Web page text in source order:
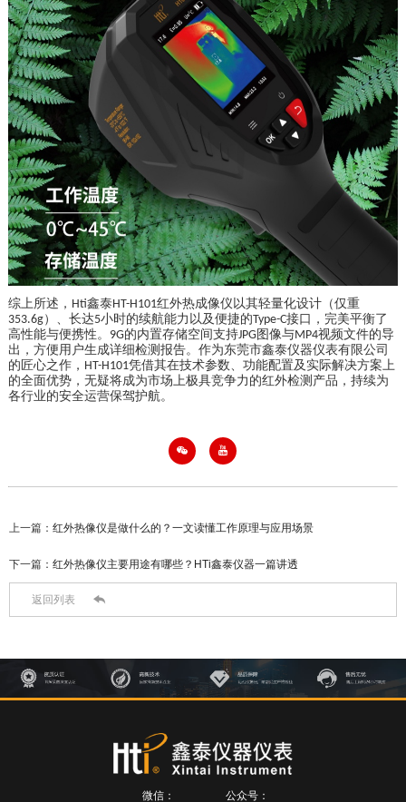
综上所述， Hti鑫泰HT-H101红外热成像仪以其轻量化设计（仅重
353.6g）、长达5小时的续航能力以及便捷的Type-C接口，完美平衡了
高性能与便携性。 9G的内置存储空间支持JPG 图像与MP4视频文件的导
出，方便用户生成详细检测报告。作为东莞市鑫泰仪器仪表有限公司
的匠心之作， HT-H101凭借其在技术参数、功能配置及实际解决方案上
的全面优势，无疑将成为市场上极具竞争力的红外检测产品，持续为
各行业的安全运营保驾护航。
 
上一篇： 红外热像仪是做什么的？一文读懂工作原理与应用场景
下一篇： 红外热像仪主要用途有哪些？HTi鑫泰仪器一篇讲透
返回列表 
微信： 公众号：